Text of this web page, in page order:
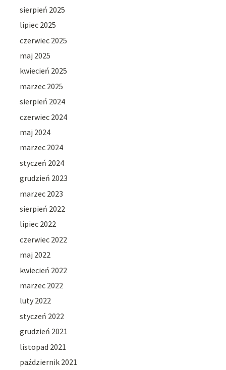
sierpień 2025
lipiec 2025
czerwiec 2025
maj 2025
kwiecień 2025
marzec 2025
sierpień 2024
czerwiec 2024
maj 2024
marzec 2024
styczeń 2024
grudzień 2023
marzec 2023
sierpień 2022
lipiec 2022
czerwiec 2022
maj 2022
kwiecień 2022
marzec 2022
luty 2022
styczeń 2022
grudzień 2021
listopad 2021
październik 2021